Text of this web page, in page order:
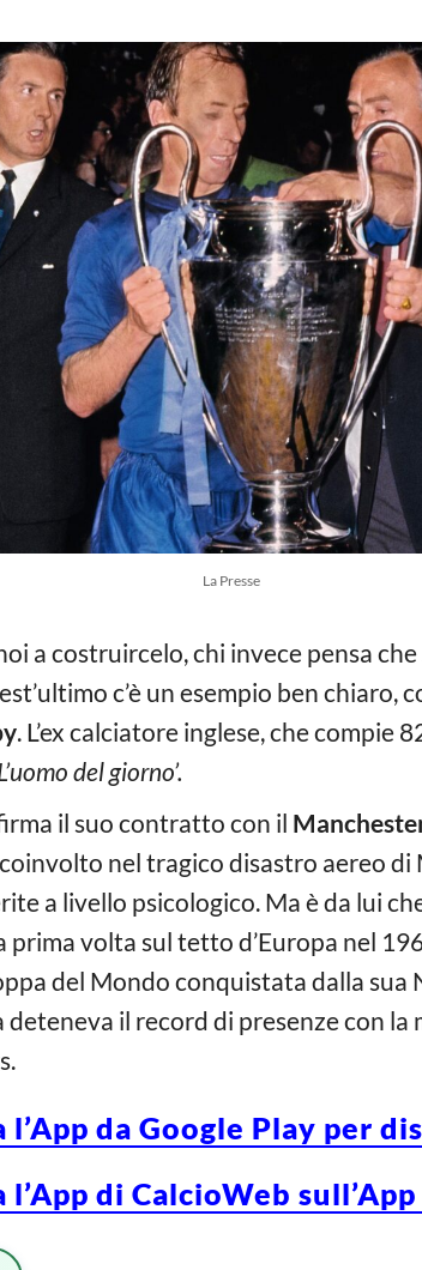
La Presse
a costruircelo, chi invece pensa
c’è un esempio ben chiaro,
. L’ex calciatore inglese, che compie
del giorno’.
il suo contratto con il
coinvolto nel tragico disastro aereo
a livello psicologico. Ma è da lui
volta sul tetto d’Europa nel
del Mondo conquistata dalla sua
il record di presenze con la
l’App da Google Play per
l’App di CalcioWeb